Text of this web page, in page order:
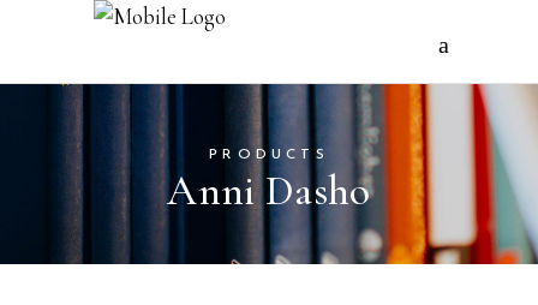
PRODUCTS
Anni Dasho